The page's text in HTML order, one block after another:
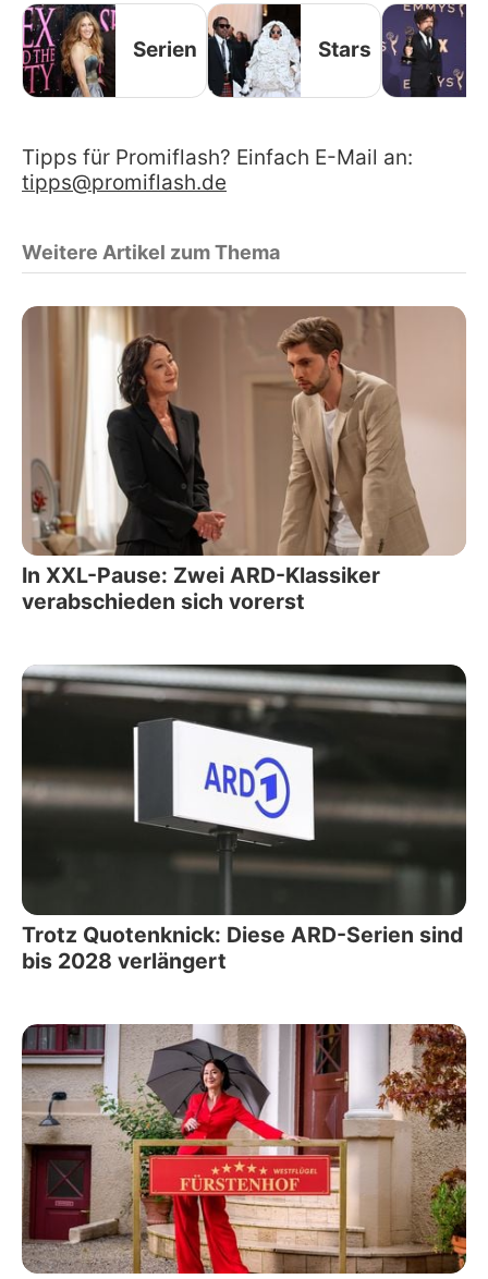
Serien Stars
Tipps für Promiflash? Einfach E-Mail an:
tipps@promiflash.de
Weitere Artikel zum Thema
In XXL-Pause: Zwei ARD-Klassiker
verabschieden sich vorerst
Trotz Quotenknick: Diese ARD-Serien sind
bis 2028 verlängert